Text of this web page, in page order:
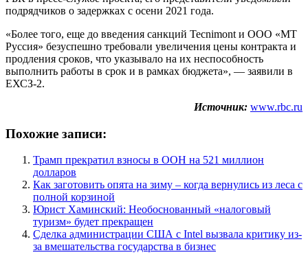
подрядчиков о задержках с осени 2021 года.
«Более того, еще до введения санкций Tecnimont и ООО «МТ
Руссия» безуспешно требовали увеличения цены контракта и
продления сроков, что указывало на их неспособность
выполнить работы в срок и в рамках бюджета», — заявили в
ЕХСЗ-2.
Источник: www.rbc.ru
Похожие записи:
Трамп прекратил взносы в ООН на 521 миллион
долларов
Как заготовить опята на зиму – когда вернулись из леса с
полной корзиной
Юрист Хаминский: Необоснованный «налоговый
туризм» будет прекращен
Сделка администрации США с Intel вызвала критику из-
за вмешательства государства в бизнес